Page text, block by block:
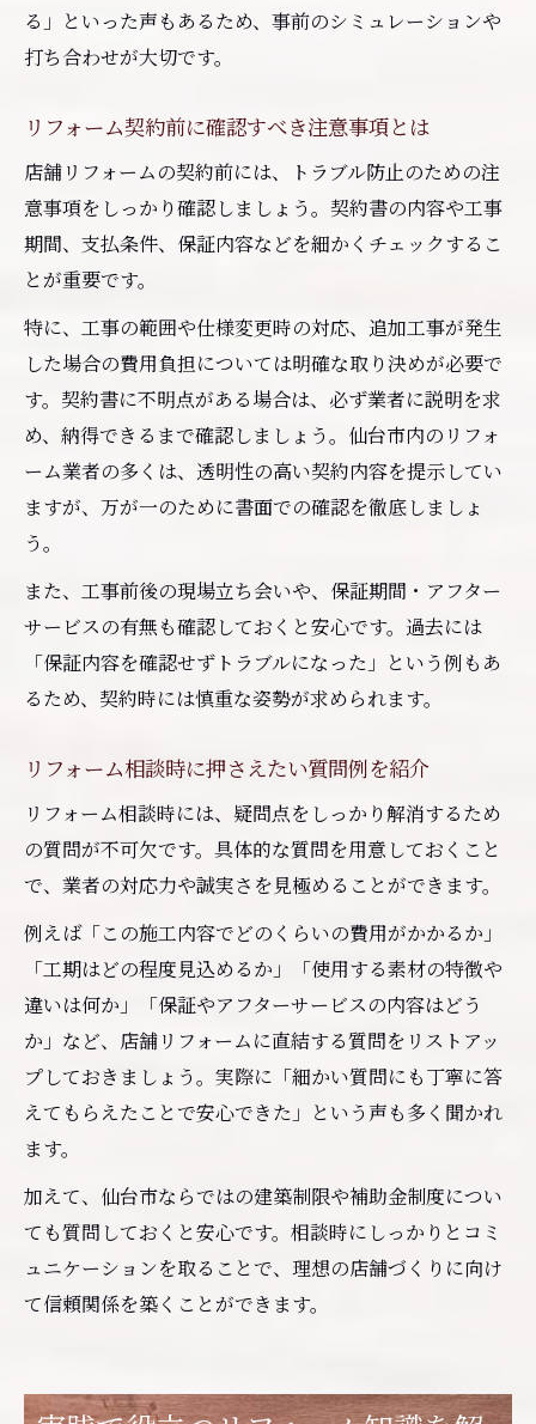
る」といった声もあるため、事前のシミュレーションや
打ち合わせが大切です。
リフォーム契約前に確認すべき注意事項とは
店舗リフォームの契約前には、トラブル防止のための注
意事項をしっかり確認しましょう。契約書の内容や工事
期間、支払条件、保証内容などを細かくチェックするこ
とが重要です。
特に、工事の範囲や仕様変更時の対応、追加工事が発生
した場合の費用負担については明確な取り決めが必要で
す。契約書に不明点がある場合は、必ず業者に説明を求
め、納得できるまで確認しましょう。仙台市内のリフォ
ーム業者の多くは、透明性の高い契約内容を提示してい
ますが、万が一のために書面での確認を徹底しましょ
う。
また、工事前後の現場立ち会いや、保証期間・アフター
サービスの有無も確認しておくと安心です。過去には
「保証内容を確認せずトラブルになった」という例もあ
るため、契約時には慎重な姿勢が求められます。
リフォーム相談時に押さえたい質問例を紹介
リフォーム相談時には、疑問点をしっかり解消するため
の質問が不可欠です。具体的な質問を用意しておくこと
で、業者の対応力や誠実さを見極めることができます。
例えば「この施工内容でどのくらいの費用がかかるか」
「工期はどの程度見込めるか」「使用する素材の特徴や
違いは何か」「保証やアフターサービスの内容はどう
か」など、店舗リフォームに直結する質問をリストアッ
プしておきましょう。実際に「細かい質問にも丁寧に答
えてもらえたことで安心できた」という声も多く聞かれ
ます。
加えて、仙台市ならではの建築制限や補助金制度につい
ても質問しておくと安心です。相談時にしっかりとコミ
ュニケーションを取ることで、理想の店舗づくりに向け
て信頼関係を築くことができます。